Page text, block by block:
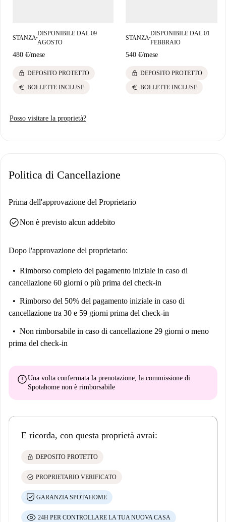
STANZA ■
DISPONIBILE DAL 09
AGOSTO
480 €/mese
lock DEPOSITO PROTETTO
euro BOLLETTE INCLUSE
STANZA ■
DISPONIBILE DAL 01
FEBBRAIO
540 €/mese
lock DEPOSITO PROTETTO
euro BOLLETTE INCLUSE
Posso visitare la proprietà?
Politica di Cancellazione
Prima dell'approvazione del Proprietario
check_circleNon è previsto alcun addebito
Dopo l'approvazione del proprietario:
Rimborso completo del pagamento iniziale in caso di
cancellazione 60 giorni o più prima del check-in
Rimborso del 50% del pagamento iniziale in caso di
cancellazione tra 30 e 59 giorni prima del check-in
Non rimborsabile in caso di cancellazione 29 giorni o meno
prima del check-in
errorUna volta confermata la prenotazione, la commissione di
Spotahome non è rimborsabile
E ricorda, con questa proprietà avrai:
lock DEPOSITO PROTETTO
check_circle PROPRIETARIO VERIFICATO
GARANZIA SPOTAHOME
24H PER CONTROLLARE LA TUA NUOVA CASA